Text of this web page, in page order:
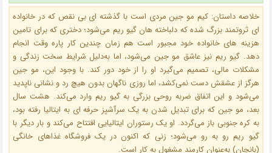
خلاصه داستان: کیم مو جین مردی است با گذشته‌ ای بی‌ نقص که در خانواده‌
ای ثروتمند بزرگ شده که دلباخته هان گیو ریم می‌شود؛ دختری که برای تامین
هزینه‌ های خانواده‌ خود مجبور است هم زمان چندین کار پاره‌ وقت انجام
دهد. گیو ریم نیز عاشق مو جین می‌شود، اما به‌دلیل شرایط سخت زندگی و
مشکلات مالی، تصمیم می‌گیرد او را از خود دور کند. با وجود این، مو جین
هرگز از عشقش دست نمی‌کشد، اما روزی ناگهان بدون هیچ رد و نشانی ناپدید
می‌شود و این اتفاق ضربه روحی بزرگی به گیو ریم وارد می‌کند. هشت سال
بعد، مو جین که برای تبدیل شدن به یک سرآشپز حرفه‌ ای به ایتالیا رفته بود،
به کره جنوبی باز می‌گردد. او یک رستوران ایتالیایی افتتاح می‌کند و بار دیگر با
گیو ریم رو به‌ رو می‌شود؛ زنی که اکنون در یک فروشگاه غذاهای خانگی
(بانچان) به‌عنوان کارمند مشغول به کار است.